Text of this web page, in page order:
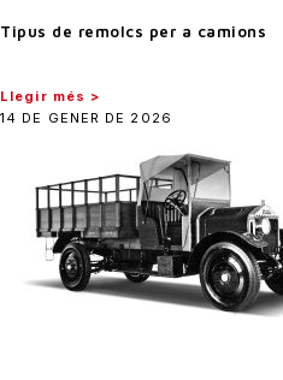
Tipus de remolcs per a camions
Llegir més >
14 DE GENER DE 2026